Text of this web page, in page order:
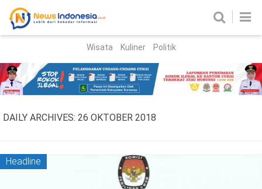
Parlemen
Nasional
Wisata Kuliner Politik
DAILY ARCHIVES: 26 OKTOBER 2018
Headline